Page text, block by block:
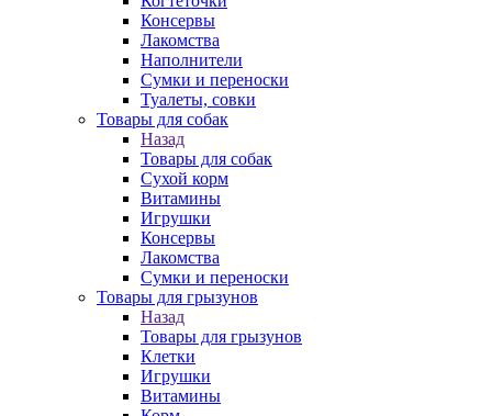
Консервы
Лакомства
Наполнители
Сумки и переноски
Туалеты, совки
Товары для собак
Назад
Товары для собак
Cухой корм
Витамины
Игрушки
Консервы
Лакомства
Сумки и переноски
Товары для грызунов
Назад
Товары для грызунов
Клетки
Игрушки
Витамины